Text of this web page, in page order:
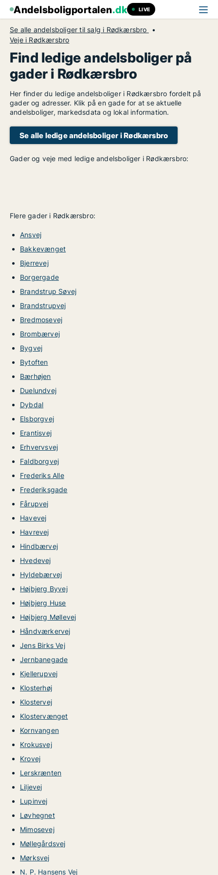
Andelsboligportalen.dk LIVE
Se alle andelsboliger til salg i Rødkærsbro
Veje i Rødkærsbro
Find ledige andelsboliger på
gader i Rødkærsbro
Her finder du ledige andelsboliger i Rødkærsbro fordelt på
gader og adresser. Klik på en gade for at se aktuelle
andelsboliger, markedsdata og lokal information.
Se alle ledige andelsboliger i Rødkærsbro
Gader og veje med ledige andelsboliger i Rødkærsbro:
Flere gader i Rødkærsbro:
Ansvej
Bakkevænget
Bjerrevej
Borgergade
Brandstrup Søvej
Brandstrupvej
Bredmosevej
Brombærvej
Bygvej
Bytoften
Bærhøjen
Duelundvej
Dybdal
Elsborgvej
Erantisvej
Erhvervsvej
Faldborgvej
Frederiks Alle
Frederiksgade
Fårupvej
Havevej
Havrevej
Hindbærvej
Hvedevej
Hyldebærvej
Højbjerg Byvej
Højbjerg Huse
Højbjerg Møllevej
Håndværkervej
Jens Birks Vej
Jernbanegade
Kjellerupvej
Klosterhøj
Klostervej
Klostervænget
Kornvangen
Krokusvej
Krovej
Lerskrænten
Liljevej
Lupinvej
Løvhegnet
Mimosevej
Møllegårdsvej
Mørksvej
N. P. Hansens Vej